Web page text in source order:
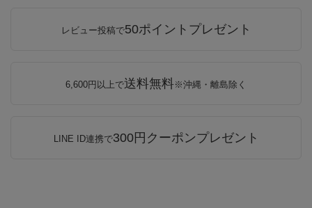
レビュー投稿で50ポイントプレゼント
6,600円以上で送料無料※沖縄・離島除く
LINE ID連携で300円クーポンプレゼント